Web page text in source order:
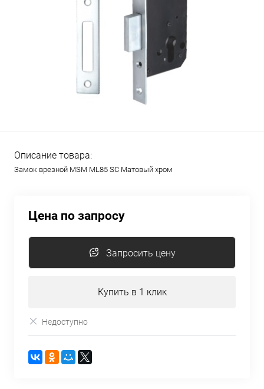
Описание товара:
Замок врезной MSM ML85 SC Матовый хром
Цена по запросу
Запросить цену
Купить в 1 клик
Недоступно